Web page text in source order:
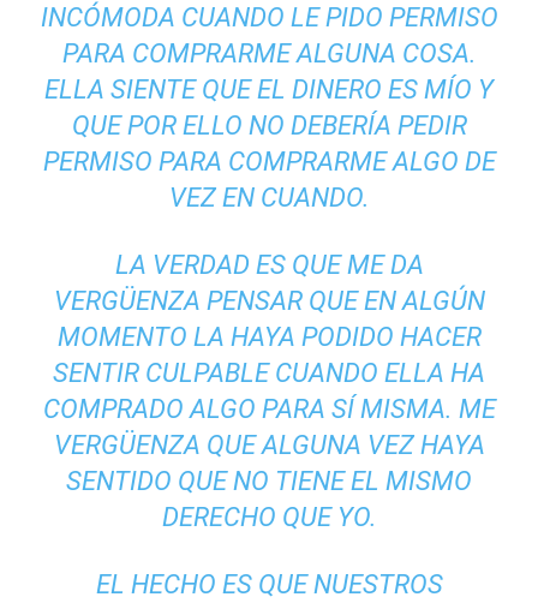
INCÓMODA CUANDO LE PIDO PERMISO
PARA COMPRARME ALGUNA COSA.
ELLA SIENTE QUE EL DINERO ES MÍO Y
QUE POR ELLO NO DEBERÍA PEDIR
PERMISO PARA COMPRARME ALGO DE
VEZ EN CUANDO.
LA VERDAD ES QUE ME DA
VERGÜENZA PENSAR QUE EN ALGÚN
MOMENTO LA HAYA PODIDO HACER
SENTIR CULPABLE CUANDO ELLA HA
COMPRADO ALGO PARA SÍ MISMA. ME
VERGÜENZA QUE ALGUNA VEZ HAYA
SENTIDO QUE NO TIENE EL MISMO
DERECHO QUE YO.
EL HECHO ES QUE NUESTROS